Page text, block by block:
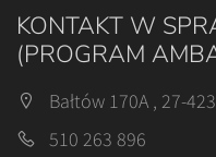
KONTAKT W
(PROGRAM
Bałtów 170A , 27-
510 263 896